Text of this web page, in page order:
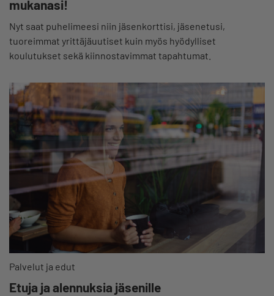
mukanasi!
Nyt saat puhelimeesi niin jäsenkorttisi, jäsenetusi,
tuoreimmat yrittäjäuutiset kuin myös hyödylliset
koulutukset sekä kiinnostavimmat tapahtumat.
Palvelut ja edut
Etuja ja alennuksia jäsenille